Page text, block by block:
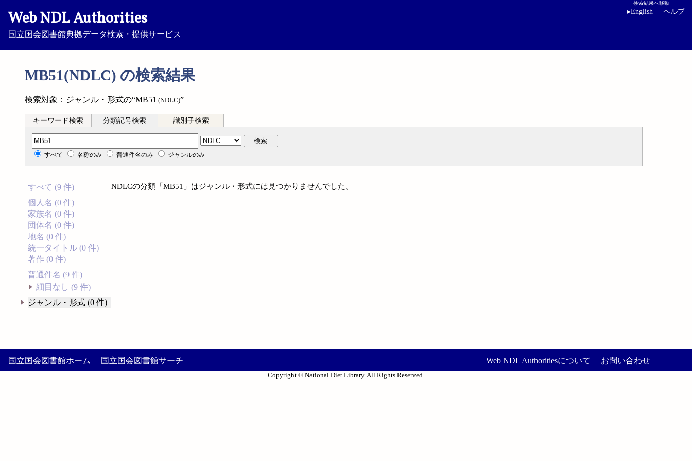
Web NDL Authorities
国立国会図書館典拠データ検索・提供サービス
検索結果へ移動
▸English ヘルプ
MB51(NDLC) の検索結果
検索対象：ジャンル・形式の“MB51 (NDLC)”
キーワード検索 分類記号検索 識別子検索
分類記号検索 検索
すべて 名称のみ 普通件名のみ ジャンルのみ
すべて (9 件)
個人名 (0 件)
家族名 (0 件)
団体名 (0 件)
地名 (0 件)
統一タイトル (0 件)
著作 (0 件)
普通件名 (9 件)
細目なし (9 件)
ジャンル・形式 (0 件)
NDLCの分類「MB51」はジャンル・形式には見つかりませんでした。
国立国会図書館ホーム 国立国会図書館サーチ Web NDL Authoritiesについて お問い合わせ
Copyright © National Diet Library. All Rights Reserved.